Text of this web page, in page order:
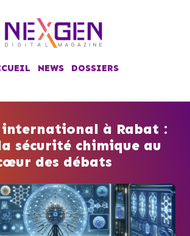
NEWS DOSSIERS
international à Rabat :
sécurité chimique au
des débats